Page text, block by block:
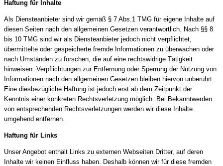
Haftung für Inhalte
Als Diensteanbieter sind wir gemäß § 7 Abs.1 TMG für eigene Inhalte auf
diesen Seiten nach den allgemeinen Gesetzen verantwortlich. Nach §§ 8
bis 10 TMG sind wir als Diensteanbieter jedoch nicht verpflichtet,
übermittelte oder gespeicherte fremde Informationen zu überwachen oder
nach Umständen zu forschen, die auf eine rechtswidrige Tätigkeit
hinweisen. Verpflichtungen zur Entfernung oder Sperrung der Nutzung von
Informationen nach den allgemeinen Gesetzen bleiben hiervon unberührt.
Eine diesbezügliche Haftung ist jedoch erst ab dem Zeitpunkt der
Kenntnis einer konkreten Rechtsverletzung möglich. Bei Bekanntwerden
von entsprechenden Rechtsverletzungen werden wir diese Inhalte
umgehend entfernen.
Haftung für Links
Unser Angebot enthält Links zu externen Webseiten Dritter, auf deren
Inhalte wir keinen Einfluss haben. Deshalb können wir für diese fremden